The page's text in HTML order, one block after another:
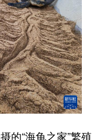
的“海龟之家”繁殖